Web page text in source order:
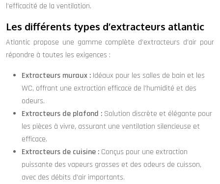
l’efficacité de la ventilation.
Les différents types d’extracteurs atlantic
Atlantic propose une gamme complète d’extracteurs d’air pour
répondre à toutes les exigences :
Extracteurs muraux : Idéaux pour les salles de bain et les
WC, offrant une extraction efficace de l’humidité et des
odeurs.
Extracteurs de plafond : Solution discrète et élégante pour
les pièces à vivre, assurant une ventilation silencieuse et
efficace.
Extracteurs de cuisine : Conçus pour une extraction
puissante des vapeurs grasses et des odeurs de cuisson,
avec des débits d’air importants.